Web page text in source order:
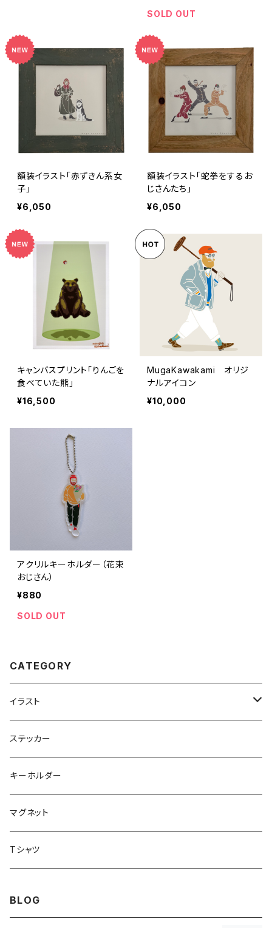
SOLD OUT
額装イラスト「赤ずきん系女
子」
¥6,050
額装イラスト「蛇拳をするお
じさんたち」
¥6,050
キャンバスプリント「りんごを
食べていた熊」
¥16,500
MugaKawakami オリジ
ナルアイコン
¥10,000
アクリルキーホルダー（花束
おじさん）
¥880
SOLD OUT
CATEGORY
イラスト
マグカップ
ステッカー
キーホルダー
マグネット
Tシャツ
BLOG